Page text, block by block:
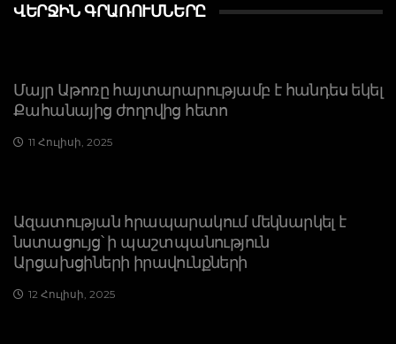
ՎԵՐՋԻՆ ԳՐԱՌՈՒՄՆԵՐԸ
Մայր Աթոռը հայտարարությամբ է հանդես եկել
Քահանայից ժողովից հետո
11 Հուլիսի, 2025
Ազատության հրապարակում մեկնարկել է
նստացույց՝ ի պաշտպանություն
Արցախցիների իրավունքների
12 Հուլիսի, 2025